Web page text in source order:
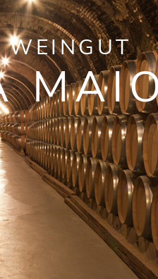
WEINGUT